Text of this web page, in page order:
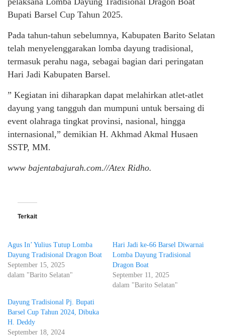
Bupati Barsel Cup Tahun 2025.
Pada tahun-tahun sebelumnya, Kabupaten Barito Selatan
telah menyelenggarakan lomba dayung tradisional,
termasuk perahu naga, sebagai bagian dari peringatan
Hari Jadi Kabupaten Barsel.
” Kegiatan ini diharapkan dapat melahirkan atlet-atlet
dayung yang tangguh dan mumpuni untuk bersaing di
event olahraga tingkat provinsi, nasional, hingga
internasional,” demikian H. Akhmad Akmal Husaen
SSTP, MM.
www bajentabajurah.com.//Atex Ridho.
Terkait
Agus In’ Yulius Tutup Lomba
Dayung Tradisional Dragon Boat
September 15, 2025
dalam "Barito Selatan"
Hari Jadi ke-66 Barsel Diwarnai
Lomba Dayung Tradisional
Dragon Boat
September 11, 2025
dalam "Barito Selatan"
Dayung Tradisional Pj. Bupati
Barsel Cup Tahun 2024, Dibuka
H. Deddy
September 18, 2024